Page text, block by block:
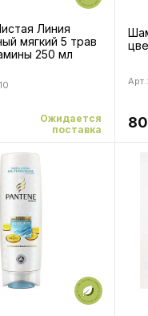
Линия
мягкий 5 трав
250 мл
Ожидается
поставка